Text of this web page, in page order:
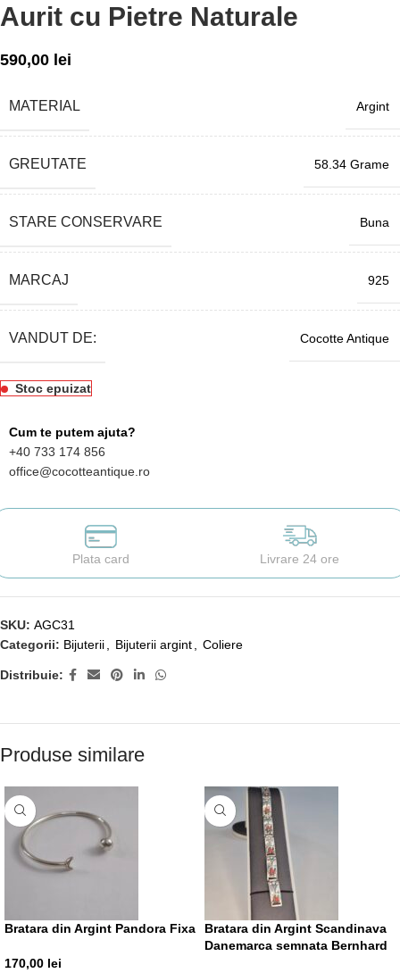
Aurit cu Pietre Naturale
590,00 lei
MATERIAL Argint
GREUTATE 58.34 Grame
STARE CONSERVARE Buna
MARCAJ 925
VANDUT DE: Cocotte Antique
Stoc epuizat
Cum te putem ajuta?
+40 733 174 856
office@cocotteantique.ro
Plata card Livrare 24 ore
SKU: AGC31
Categorii: Bijuterii Bijuterii argint Coliere
Distribuie:
Produse similare
Bratara din Argint Pandora Fixa
170,00 lei
Bratara din Argint Scandinava
Danemarca semnata Bernhard